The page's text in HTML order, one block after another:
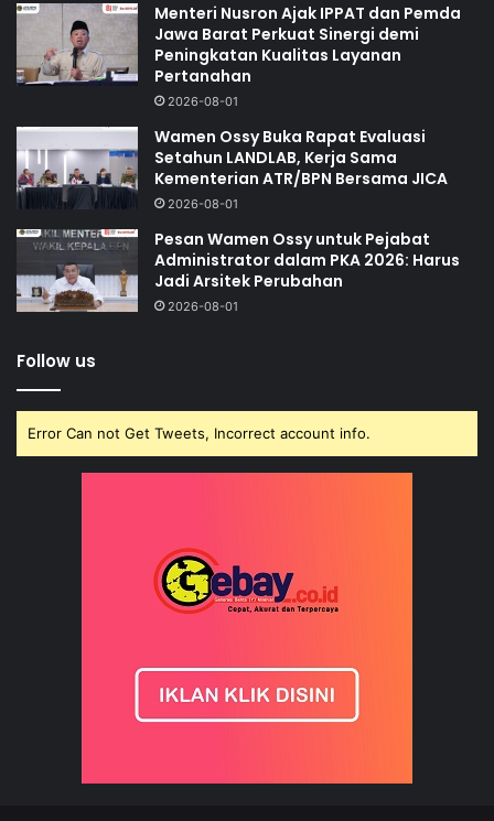
Menteri Nusron Ajak IPPAT dan Pemda
Jawa Barat Perkuat Sinergi demi
Peningkatan Kualitas Layanan
Pertanahan
2026-08-01
Wamen Ossy Buka Rapat Evaluasi
Setahun LANDLAB, Kerja Sama
Kementerian ATR/BPN Bersama JICA
2026-08-01
Pesan Wamen Ossy untuk Pejabat
Administrator dalam PKA 2026: Harus
Jadi Arsitek Perubahan
2026-08-01
Follow us
Error Can not Get Tweets, Incorrect account info.